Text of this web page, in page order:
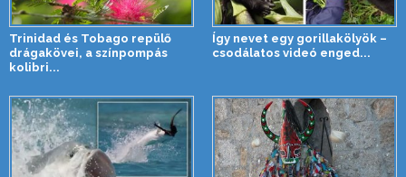
Trinidad és Tobago repülő
drágakövei, a színpompás
kolibri...
Így nevet egy gorillakölyök –
csodálatos videó enged...